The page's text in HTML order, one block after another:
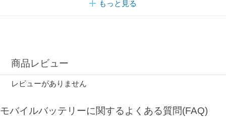
もっと見る
商品レビュー
レビューがありません
モバイルバッテリーに関するよくある質問(FAQ)